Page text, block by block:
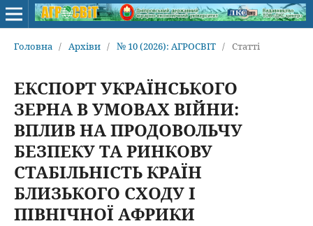
Головна / Архіви / № 10 (2026): АГРОСВІТ / Статті
ЕКСПОРТ УКРАЇНСЬКОГО
ЗЕРНА В УМОВАХ ВІЙНИ:
ВПЛИВ НА ПРОДОВОЛЬЧУ
БЕЗПЕКУ ТА РИНКОВУ
СТАБІЛЬНІСТЬ КРАЇН
БЛИЗЬКОГО СХОДУ І
ПІВНІЧНОЇ АФРИКИ